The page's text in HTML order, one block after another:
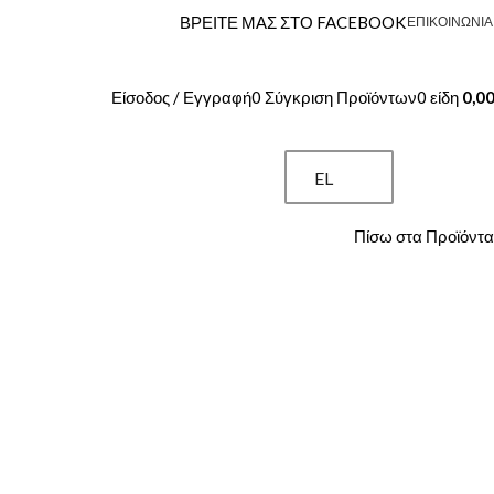
ΒΡΕΙΤΕ ΜΑΣ ΣΤΟ FACEBOOKΕΠΙΚΟΙΝΩΝΊΑ
Είσοδος / Εγγραφή0 Σύγκριση Προϊόντων0 είδη 0,00
EL
Πίσω στα Προϊόντα